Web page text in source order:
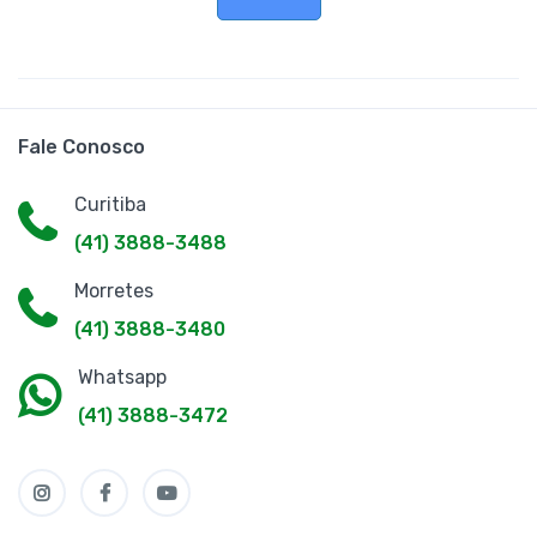
Fale Conosco
Curitiba
(41) 3888-3488
Morretes
(41) 3888-3480
Whatsapp
(41) 3888-3472